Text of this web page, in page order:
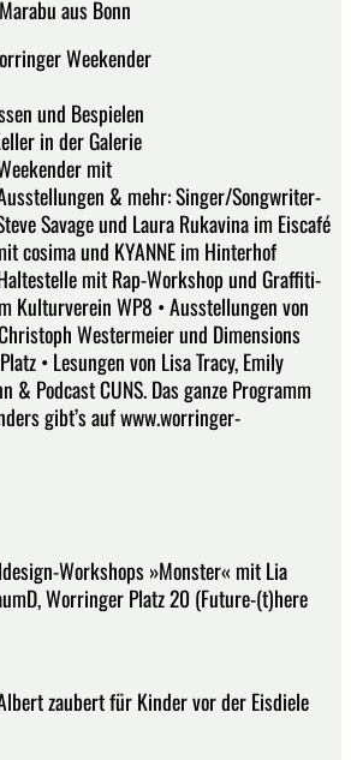
aus Bonn
Weekender
und Bespielen
in der Galerie
mit
& mehr: Singer/Songwriter-
Savage und Laura Rukavina im Eiscafé
cosima und KYANNE im Hinterhof
mit Rap-Workshop und Graffiti-
Kulturverein WP8 • Ausstellungen von
Westermeier und Dimensions
• Lesungen von Lisa Tracy, Emily
& Podcast CUNS. Das ganze Programm
gibt’s auf www.worringer-
Workshops »Monster« mit Lia
Worringer Platz 20 (Future-(t)here
zaubert für Kinder vor der Eisdiele